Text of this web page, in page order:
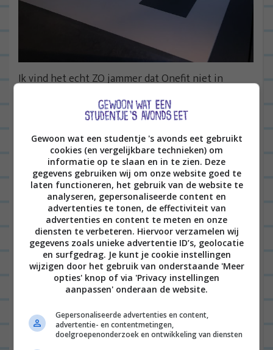
Ik vind het echt ZO jammer dat Onefit niet in
Haarlem actief is. Nu moet ik naar Amsterdam om
te sporten en ik merk dat dat in de praktijk niet
heel handig is (als je al met de grootste moeite van
de bank komt om überhaupt te sporten…). Nu ben
ik benieuwd; woon je in Haarlem en weet je een
fijne plek voor yoga/bodybalance/zoiets? Laat het
me hieronder weten!
Pannenkoeken bakken met EditieNL
Op woensdag kwam Maarten van EditieNL bij me
langs om pannenkoeken te bakken. We namen een
item op voor Nationale Pannenkoekendag; dat was
probeerden een life hack uit om flinterdunne
pannenkoeken te bakken en het mislukte echt
Gewoon wat een studentje 's avonds eet gebruikt
cookies (en vergelijkbare technieken) om
informatie op te slaan en in te zien. Deze
gegevens gebruiken wij om onze website goed te
laten functioneren, het gebruik van de website te
analyseren, gepersonaliseerde content en
advertenties te tonen, de effectiviteit van
advertenties en content te meten en onze
diensten te verbeteren. Hiervoor verzamelen wij
gegevens zoals unieke advertentie ID’s, geolocatie
en surfgedrag. Je kunt je cookie instellingen
wijzigen door het gebruik van onderstaande 'Meer
opties' knop of via 'Privacy instellingen
aanpassen' onderaan de website.
Gepersonaliseerde advertenties en content,
advertentie- en contentmetingen,
doelgroepenonderzoek en ontwikkeling van diensten